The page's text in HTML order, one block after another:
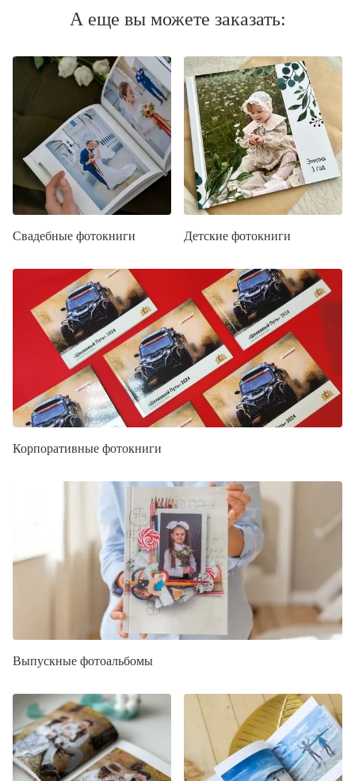
А еще вы можете заказать:
Свадебные фотокниги Детские фотокниги
Корпоративные фотокниги
Выпускные фотоальбомы